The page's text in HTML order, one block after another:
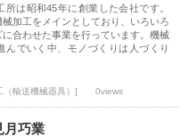
所は昭和45年に創業した会社です。
加工をメインとしており、いろいろ
合わせた事業を行っています。機械
んでいく中、モノづくりは人づくり
（輸送機械器具）] 0views
月巧業